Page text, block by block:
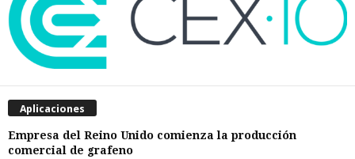
Aplicaciones
Empresa del Reino Unido comienza la producción
comercial de grafeno